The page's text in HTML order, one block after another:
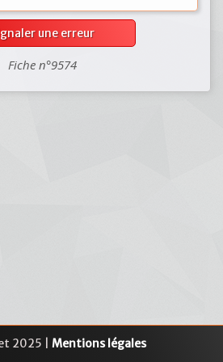
une erreur
Fiche n°9574
2025 | Mentions légales